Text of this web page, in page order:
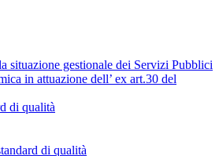
situazione gestionale dei Servizi Pubblici
in attuazione dell’ ex art.30 del
di qualità
di qualità